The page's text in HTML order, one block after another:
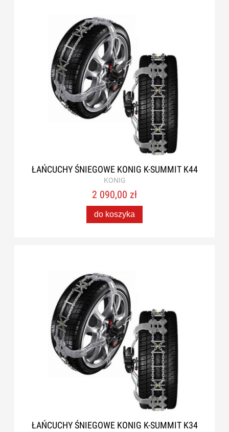
ŁAŃCUCHY ŚNIEGOWE KONIG K-SUMMIT K44
KONIG
2 090,00 zł
do koszyka
ŁAŃCUCHY ŚNIEGOWE KONIG K-SUMMIT K34